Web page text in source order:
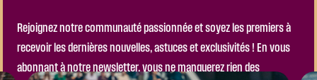
Rejoignez notre communauté passionnée et soyez les premiers à
recevoir les dernières nouvelles, astuces et exclusivités ! En vous
abonnant à notre newsletter, vous ne manquerez rien des